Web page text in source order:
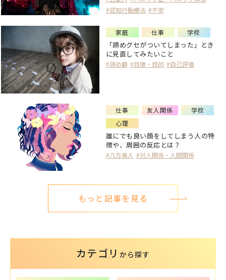
#認知行動療法 #不安
家庭 仕事 学校
「諦めグセがついてしまった」とき
に見直してみたいこと
#諦め癖 #目標・目的 #自己評価
仕事 友人関係
学校
心理
誰にでも良い顔をしてしまう人の特
徴や、周囲の反応とは？
#八方美人 #対人関係・人間関係
もっと記事を見る
カテゴリ から探す